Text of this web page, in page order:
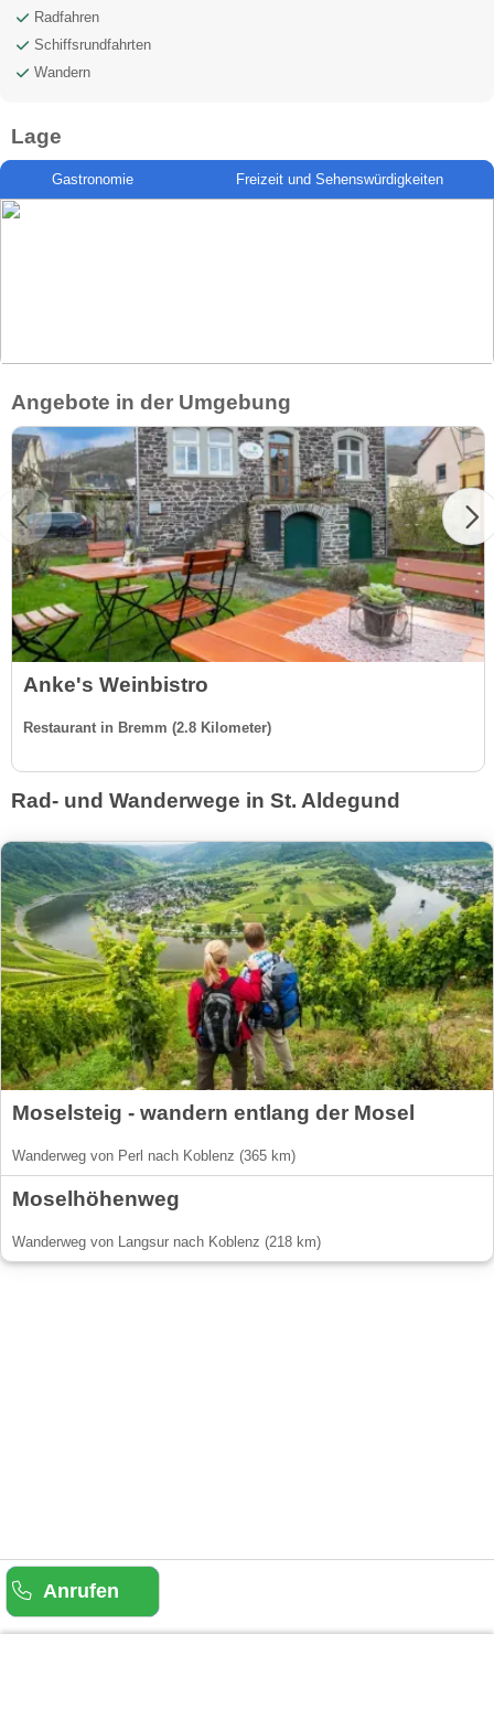
Radfahren
Schiffsrundfahrten
Wandern
Lage
Gastronomie Freizeit und Sehenswürdigkeiten
Angebote in der Umgebung
Anke's Weinbistro
Restaurant in Bremm (2.8 Kilometer)
Rad- und Wanderwege in St. Aldegund
Moselsteig - wandern entlang der Mosel
Wanderweg von Perl nach Koblenz (365 km)
Moselhöhenweg
Wanderweg von Langsur nach Koblenz (218 km)
Anrufen